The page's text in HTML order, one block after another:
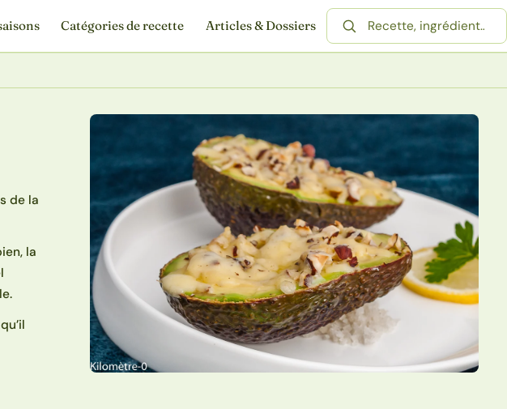
Catégories de recette Articles & Dossiers
Rechercher une recette
de la
la